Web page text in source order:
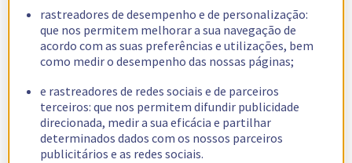
rastreadores de desempenho e de personalização:
que nos permitem melhorar a sua navegação de
acordo com as suas preferências e utilizações, bem
como medir o desempenho das nossas páginas;
e rastreadores de redes sociais e de parceiros
terceiros: que nos permitem difundir publicidade
direcionada, medir a sua eficácia e partilhar
determinados dados com os nossos parceiros
publicitários e as redes sociais.